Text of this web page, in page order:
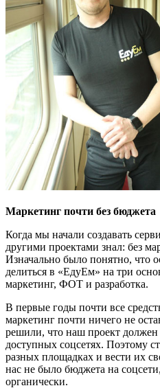
Маркетинг почти без бюджета
Когда мы начали создавать
другими проектами знал: без
Изначально было понятно, что
делиться в «ЕдуЕм» на три
маркетинг, ФОТ и разработка.
В первые годы почти все
маркетинг почти ничего не
решили, что наш проект должен
доступных соцсетях. Поэтому
разных площадках и вести их
нас не было бюджета на
органически.